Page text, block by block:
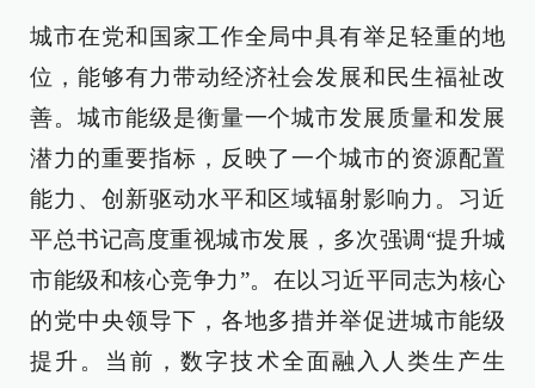
城市在党和国家工作全局中具有举足轻重的地
位，能够有力带动经济社会发展和民生福祉改
善。城市能级是衡量一个城市发展质量和发展
潜力的重要指标，反映了一个城市的资源配置
能力、创新驱动水平和区域辐射影响力。习近
平总书记高度重视城市发展，多次强调“提升城
市能级和核心竞争力”。在以习近平同志为核心
的党中央领导下，各地多措并举促进城市能级
提升。当前，数字技术全面融入人类生产生